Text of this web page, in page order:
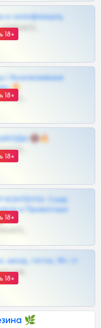
18+
и онлифанщиц
18+
| Эксклюзивные
🔥
18+
ШКОДЫ 🔞🔥
18+
КОНТЕНТА: Слив
и Приватных
18+
шкод, теток, 18+ тг
🌿